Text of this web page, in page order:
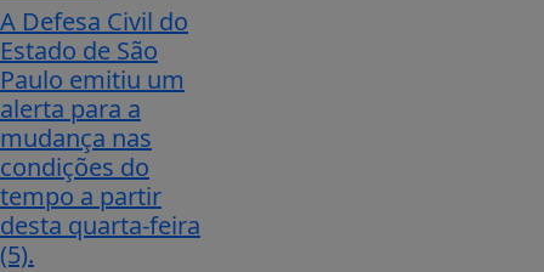
A Defesa Civil do
Estado de São
Paulo emitiu um
alerta para a
mudança nas
condições do
tempo a partir
desta quarta-feira
(5).